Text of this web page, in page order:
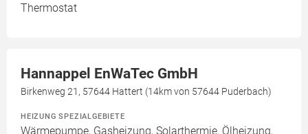
Thermostat
Hannappel EnWaTec GmbH
Birkenweg 21, 57644 Hattert (14km von 57644 Puderbach)
HEIZUNG SPEZIALGEBIETE
Wärmepumpe, Gasheizung, Solarthermie, Ölheizung,